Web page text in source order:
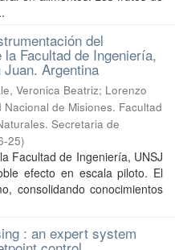
del
Facultad de Ingeniería,
Argentina
Veronica Beatriz; Lorenzo
Nacional de Misiones. Facultad
Secretaria de
25)
Facultad de Ingeniería, UNSJ
efecto en escala piloto. El
consolidando conocimientos
: an expert system